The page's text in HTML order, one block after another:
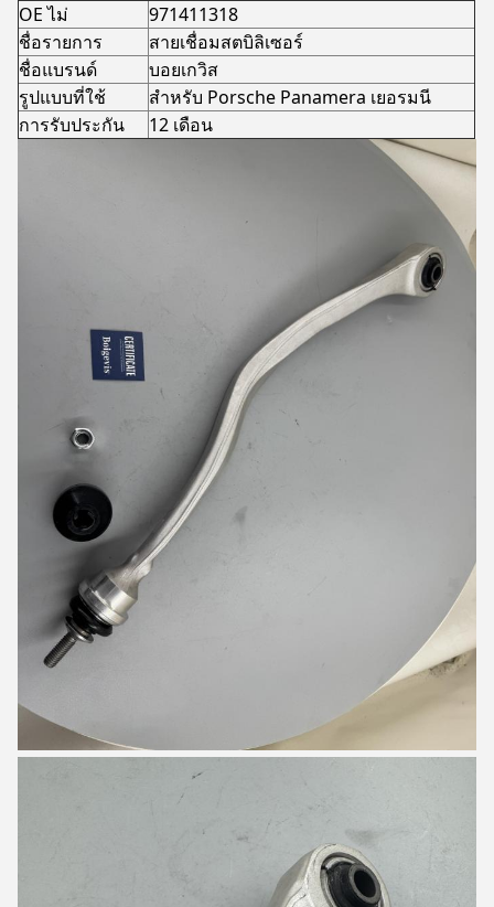
OE ไม่
971411318
ชื่อรายการ
สายเชื่อมสตบิลิเซอร์
ชื่อแบรนด์
บอยเกวิส
รูปแบบที่ใช้
สําหรับ Porsche Panamera เยอรมนี
การรับประกัน
12 เดือน